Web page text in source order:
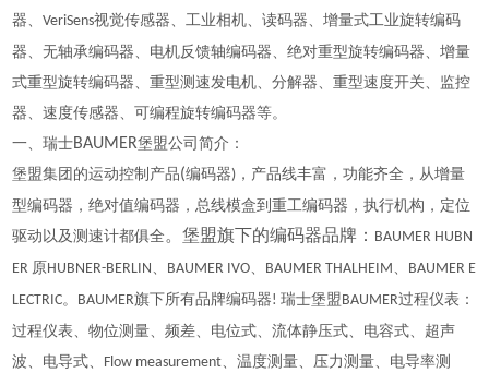
器、VeriSens视觉传感器、工业相机、读码器、增量式工业旋转编码
器、无轴承编码器、电机反馈轴编码器、绝对重型旋转编码器、增量
式重型旋转编码器、重型测速发电机、分解器、重型速度开关、监控
器、速度传感器、可编程旋转编码器等。
一、瑞士BAUMER堡盟公司简介：
堡盟集团的运动控制产品(编码器) ，产品线丰富，功能齐全，从增量
型编码器，绝对值编码器，总线模盒到重工编码器，执行机构，定位
驱动以及测速计都俱全。堡盟旗下的编码器品牌： BAUMER HUBN
ER原HUBNER-BERLIN、 BAUMER IVO、 BAUMER THALHEIM、 BAUMER E
LECTRIC。 BAUMER旗下所有品牌编码器!瑞士堡盟BAUMER过程仪表：
过程仪表、物位测量、频差、电位式、流体静压式、电容式、超声
波、电导式、 Flow measurement、温度测量、压力测量、电导率测